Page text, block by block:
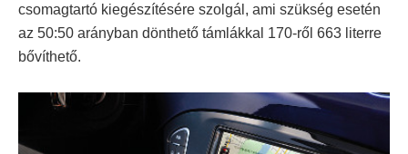
csomagtartó kiegészítésére szolgál, ami szükség esetén
az 50:50 arányban dönthető támlákkal 170-ről 663 literre
bővíthető.